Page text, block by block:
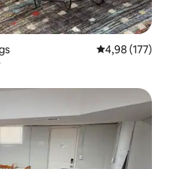
Gemiddelde
4,98 (177)